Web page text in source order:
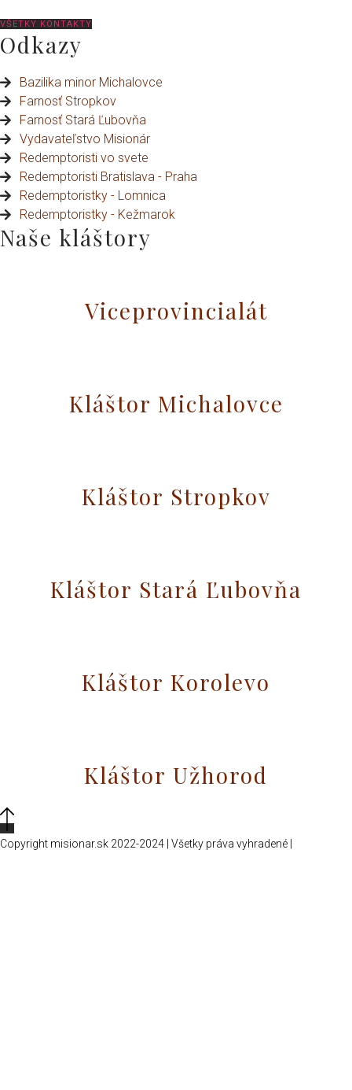
VŠETKY KONTAKTY
Odkazy
Bazilika minor Michalovce
Farnosť Stropkov
Farnosť Stará Ľubovňa
Vydavateľstvo Misionár
Redemptoristi vo svete
Redemptoristi Bratislava - Praha
Redemptoristky - Lomnica
Redemptoristky - Kežmarok
Naše kláštory
Viceprovincialát
Kláštor Michalovce
Kláštor Stropkov
Kláštor Stará Ľubovňa
Kláštor Korolevo
Kláštor Užhorod
Copyright misionar.sk 2022-2024 | Všetky práva vyhradené |